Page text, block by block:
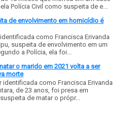
Polícia Civil como suspeita de e...
de envolvimento em homicídio é
como Francisca Erivanda
suspeita de envolvimento em um
a Polícia, ela foi...
o marido em 2021 volta a ser
morte
identificada como Francisca Erivanda
de 23 anos, foi presa em
de matar o própr...